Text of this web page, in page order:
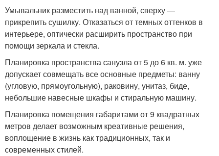
Умывальник разместить над ванной, сверху —
прикрепить сушилку. Отказаться от темных оттенков в
интерьере, оптически расширить пространство при
помощи зеркала и стекла.
Планировка пространства санузла от 5 до 6 кв. м. уже
допускает совмещать все основные предметы: ванну
(угловую, прямоугольную), раковину, унитаз, биде,
небольшие навесные шкафы и стиральную машину.
Планировка помещения габаритами от 9 квадратных
метров делает возможным креативные решения,
воплощение в жизнь как традиционных, так и
современных стилей.